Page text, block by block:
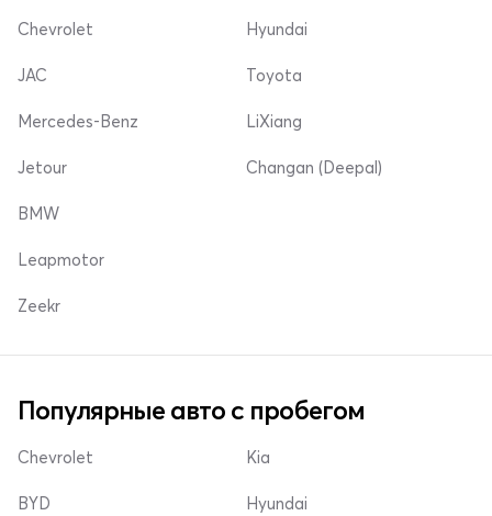
Chevrolet Hyundai
JAC
Mercedes-Benz
Jetour
Toyota
LiXiang
Changan (Deepal)
BMW
Leapmotor
Zeekr
Популярные авто с пробегом
Chevrolet
BYD
Kia
Hyundai